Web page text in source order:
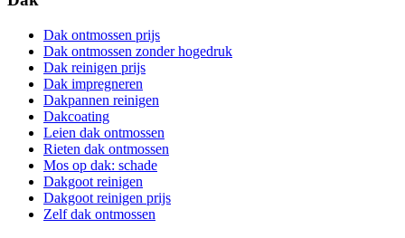
Dak ontmossen prijs
Dak ontmossen zonder hogedruk
Dak reinigen prijs
Dak impregneren
Dakpannen reinigen
Dakcoating
Leien dak ontmossen
Rieten dak ontmossen
Mos op dak: schade
Dakgoot reinigen
Dakgoot reinigen prijs
Zelf dak ontmossen